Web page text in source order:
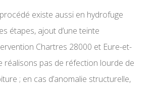
existe aussi en hydrofuge
étapes, ajout d’une teinte
Chartres 28000 et Eure-et-
réalisons pas de réfection lourde de
; en cas d’anomalie structurelle,